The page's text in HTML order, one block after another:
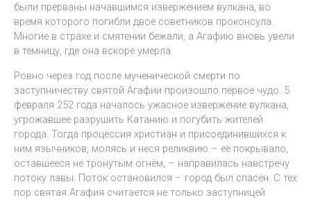
были прерваны начавшимся извержением вулкана, во
время которого погибли двое советников проконсула.
Многие в страхе и смятении бежали, а Агафию вновь увели
в темницу, где она вскоре умерла.
Ровно через год после мученической смерти по
заступничеству святой Агафии произошло первое чудо. 5
февраля 252 года началось ужасное извержение вулкана,
угрожавшее разрушить Катанию и погубить жителей
города. Тогда процессия христиан и присоединившихся к
ним язычников, молясь и неся реликвию – её покрывало,
оставшееся не тронутым огнём, – направилась навстречу
потоку лавы. Поток остановился – город был спасён. С тех
пор святая Агафия считается не только заступницей